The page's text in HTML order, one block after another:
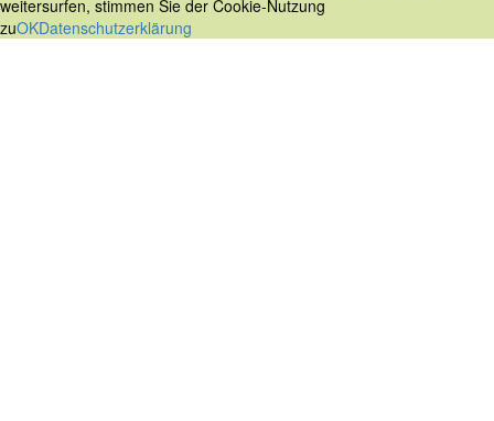
weitersurfen, stimmen Sie der Cookie-Nutzung
zuOKDatenschutzerklärung